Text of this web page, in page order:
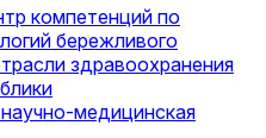
компетенций по
бережливого
здравоохранения
медицинская